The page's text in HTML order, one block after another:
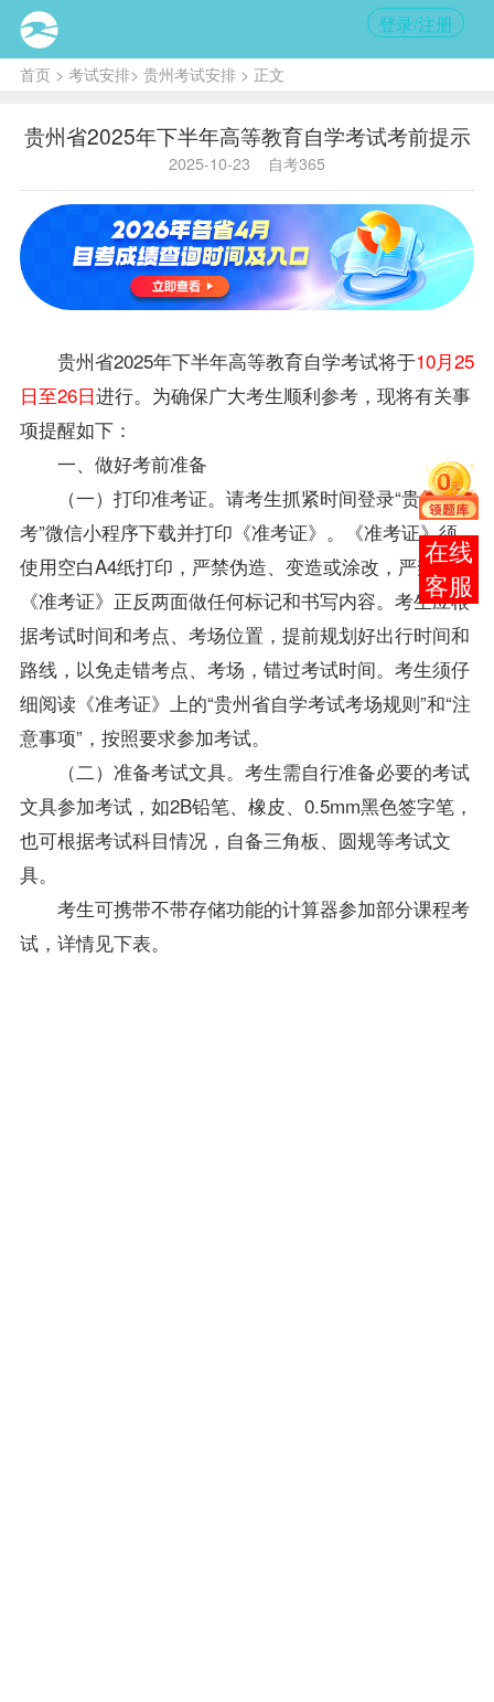
登录/注册
首页> 考试安排> 贵州考试安排> 正文
贵州省2025年下半年高等教育自学考试考前提示
2025-10-23 自考365
贵州省2025年下半年高等教育自学考试将于10月25
日至26日进行。为确保广大考生顺利参考，现将有关事
项提醒如下：
一、做好考前准备
（一）打印准考证。请考生抓紧时间登录“贵州自
考”微信小程序下载并打印《准考证》。《准考证》须
使用空白A4纸打印，严禁伪造、变造或涂改，严禁在
《准考证》正反两面做任何标记和书写内容。考生应根
据考试时间和考点、考场位置，提前规划好出行时间和
路线，以免走错考点、考场，错过考试时间。考生须仔
细阅读《准考证》上的“贵州省自学考试考场规则”和“注
意事项”，按照要求参加考试。
（二）准备考试文具。考生需自行准备必要的考试
文具参加考试，如2B铅笔、橡皮、0.5mm黑色签字笔，
也可根据考试科目情况，自备三角板、圆规等考试文
具。
考生可携带不带存储功能的计算器参加部分课程考
试，详情见下表。
在线
客服